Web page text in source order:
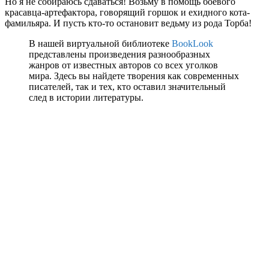
красавца-артефактора, говорящий горшок и ехидного кота-
фамильяра. И пусть кто-то остановит ведьму из рода Торба!
В нашей виртуальной библиотеке BookLook
представлены произведения разнообразных
жанров от известных авторов со всех уголков
мира. Здесь вы найдете творения как современных
писателей, так и тех, кто оставил значительный
след в истории литературы.